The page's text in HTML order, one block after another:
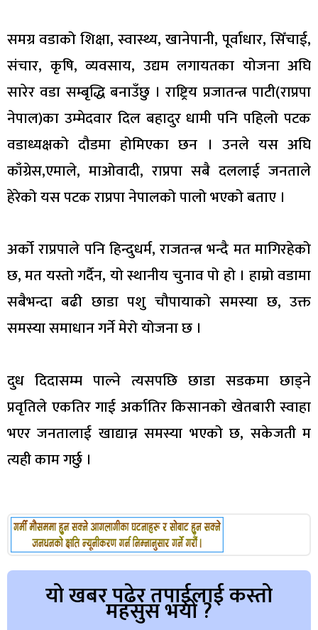
समग्र वडाको शिक्षा, स्वास्थ्य, खानेपानी, पूर्वाधार, सिँचाई,
संचार, कृषि, व्यवसाय, उद्यम लगायतका योजना अघि
सारेर वडा सम्बृद्धि बनाउँछु । राष्ट्रिय प्रजातन्त्र पाटी(राप्रपा
नेपाल)का उम्मेदवार दिल बहादुर धामी पनि पहिलो पटक
वडाध्यक्षको दौडमा होमिएका छन । उनले यस अघि
काँग्रेस,एमाले, माओवादी, राप्रपा सबै दललाई जनताले
हेरेको यस पटक राप्रपा नेपालको पालो भएको बताए ।
अर्को राप्रपाले पनि हिन्दुधर्म, राजतन्त्र भन्दै मत मागिरहेको
छ, मत यस्तो गर्दैन, यो स्थानीय चुनाव पो हो । हाम्रो वडामा
सबैभन्दा बढी छाडा पशु चौपायाको समस्या छ, उक्त
समस्या समाधान गर्ने मेरो योजना छ ।
दुध दिदासम्म पाल्ने त्यसपछि छाडा सडकमा छाड्ने
प्रवृतिले एकतिर गाई अर्कातिर किसानको खेतबारी स्वाहा
भएर जनतालाई खाद्यान्न समस्या भएको छ, सकेजती म
त्यही काम गर्छु ।
यो खबर पढेर तपाईलाई कस्तो
महसुस भयो ?